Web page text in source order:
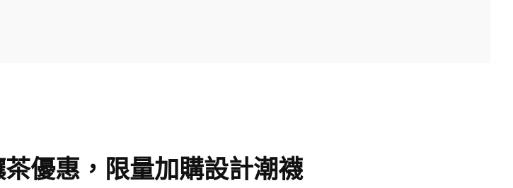
優惠，限量加購設計潮襪